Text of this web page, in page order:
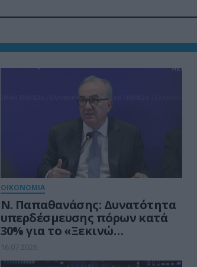
ΟΙΚΟΝΟΜΙΑ
Ν. Παπαθανάσης: Δυνατότητα
υπερδέσμευσης πόρων κατά
30% για το «Ξεκινώ
Επιχειρηματικά»
16.07.2026